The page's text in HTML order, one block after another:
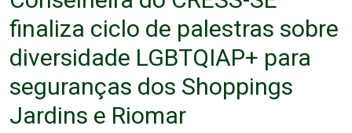
finaliza ciclo de palestras sobre
diversidade LGBTQIAP+ para
seguranças dos Shoppings
Jardins e Riomar